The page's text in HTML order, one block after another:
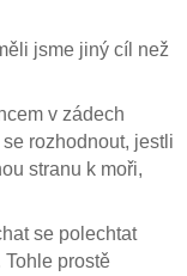
jsme jiný cíl než
v zádech
rozhodnout, jestli
stranu k moři,
se polechtat
prostě